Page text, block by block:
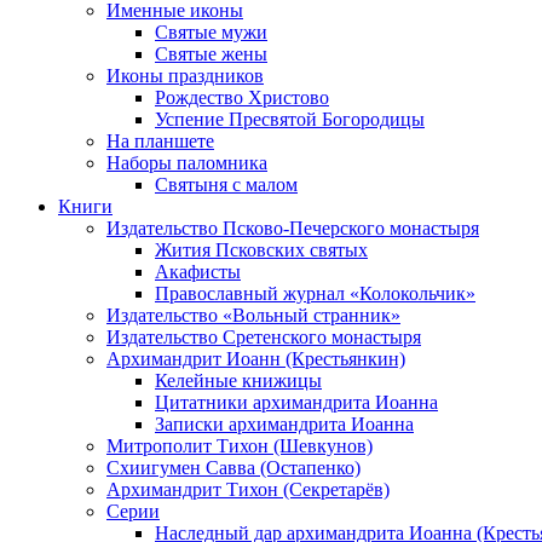
Именные иконы
Святые мужи
Святые жены
Иконы праздников
Рождество Христово
Успение Пресвятой Богородицы
На планшете
Наборы паломника
Святыня с малом
Книги
Издательство Псково-Печерского монастыря
Жития Псковских святых
Акафисты
Православный журнал «Колокольчик»
Издательство «Вольный странник»
Издательство Сретенского монастыря
Архимандрит Иоанн (Крестьянкин)
Келейные книжицы
Цитатники архимандрита Иоанна
Записки архимандрита Иоанна
Митрополит Тихон (Шевкунов)
Схиигумен Савва (Остапенко)
Архимандрит Тихон (Секретарёв)
Серии
Наследный дар архимандрита Иоанна